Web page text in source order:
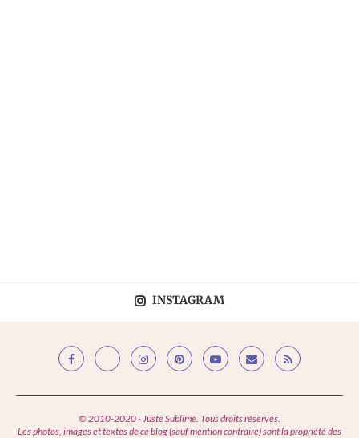
INSTAGRAM
© 2010-2020 - Juste Sublime. Tous droits réservés.
Les photos, images et textes de ce blog (sauf mention contraire) sont la propriété des